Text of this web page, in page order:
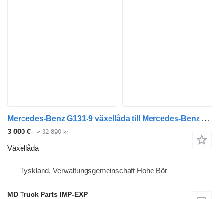
Mercedes-Benz G131-9 växellåda till Mercedes-Benz ATEGO 240-290 PS 6374 cm³ lastbil
3 000 € ≈ 32 890 kr
Växellåda
Tyskland, Verwaltungsgemeinschaft Hohe Bör
MD Truck Parts IMP-EXP